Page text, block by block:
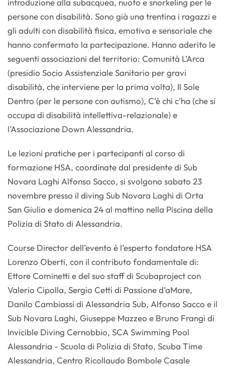
persone con disabilità. Sono già una trentina i ragazzi e
gli adulti con disabilità fisica, emotiva e sensoriale che
hanno confermato la partecipazione. Hanno aderito le
seguenti associazioni del territorio: Comunità L’Arca
(presidio Socio Assistenziale Sanitario per gravi
disabilità, che interviene per la prima volta), Il Sole
Dentro (per le persone con autismo), C’è chi c’ha (che si
occupa di disabilità intellettiva-relazionale) e
l’Associazione Down Alessandria.
Le lezioni pratiche per i partecipanti al corso di
formazione HSA, coordinate dal presidente di Sub
Novara Laghi Alfonso Sacco, si svolgono sabato 23
novembre presso il diving Sub Novara Laghi di Orta
San Giulio e domenica 24 al mattino nella Piscina della
Polizia di Stato di Alessandria.
Course Director dell’evento è l’esperto fondatore HSA
Lorenzo Oberti, con il contributo fondamentale di:
Ettore Cominetti e del suo staff di Scubaproject con
Valerio Cipolla, Sergio Cetti di Passione d’aMare,
Danilo Cambiassi di Alessandria Sub, Alfonso Sacco e il
Sub Novara Laghi, Giuseppe Mazzeo e Bruno Frangi di
Invicible Diving Cernobbio, SCA Swimming Pool
Alessandria - Scuola di Polizia di Stato, Scuba Time
Alessandria, Centro Ricollaudo Bombole Casale